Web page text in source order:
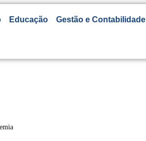
Educação Gestão e Contabilidade